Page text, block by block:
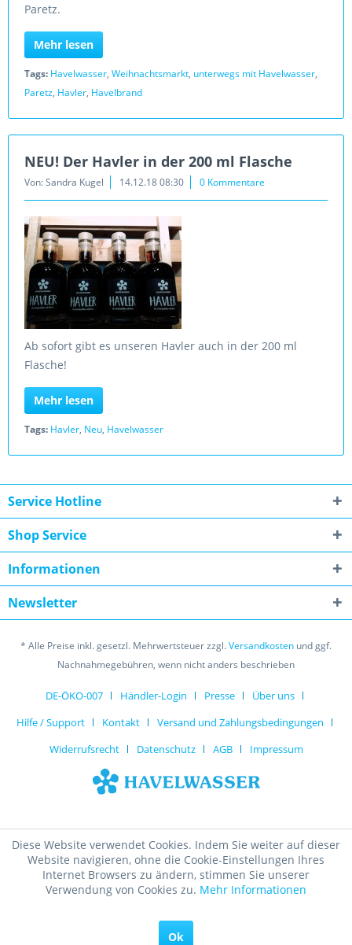
Paretz.
Mehr lesen
Tags: Havelwasser, Weihnachtsmarkt, unterwegs mit Havelwasser,
Paretz, Havler, Havelbrand
NEU! Der Havler in der 200 ml Flasche
Von: Sandra Kugel 14.12.18 08:30 0 Kommentare
Ab sofort gibt es unseren Havler auch in der 200 ml
Flasche!
Mehr lesen
Tags: Havler, Neu, Havelwasser
Service Hotline
Shop Service
Informationen
Newsletter
* Alle Preise inkl. gesetzl. Mehrwertsteuer zzgl.Versandkosten und ggf.
Nachnahmegebühren, wenn nicht anders beschrieben
DE-ÖKO-007 Händler-Login Presse
Über uns
Hilfe / Support
Kontakt
Versand und Zahlungsbedingungen
Widerrufsrecht
Datenschutz AGB Impressum
Diese Website verwendet Cookies. Indem Sie weiter auf dieser
Website navigieren, ohne die Cookie-Einstellungen Ihres
Internet Browsers zu ändern, stimmen Sie unserer
Verwendung von Cookies zu. Mehr Informationen
Ok